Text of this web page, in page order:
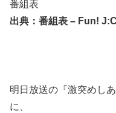
出典：番組表 – Fun!
明日放送の『激突めし
に、